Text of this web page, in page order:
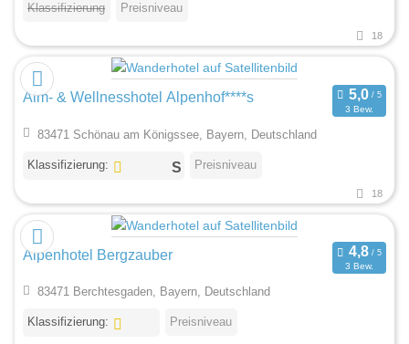
Klassifizierung Preisniveau
18
Alm- & Wellnesshotel Alpenhof****s
3 Bew.
83471 Schönau am Königssee, Bayern, Deutschland
Klassifizierung: Preisniveau
18
Alpenhotel Bergzauber
3 Bew.
83471 Berchtesgaden, Bayern, Deutschland
Klassifizierung: Preisniveau